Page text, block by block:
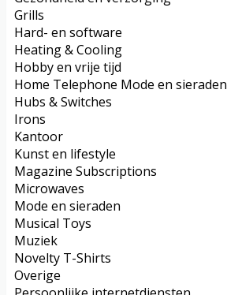
Grills
Hard- en software
Heating & Cooling
Hobby en vrije tijd
Home Telephone Mode en sieraden
Hubs & Switches
Irons
Kantoor
Kunst en lifestyle
Magazine Subscriptions
Microwaves
Mode en sieraden
Musical Toys
Muziek
Novelty T-Shirts
Overige